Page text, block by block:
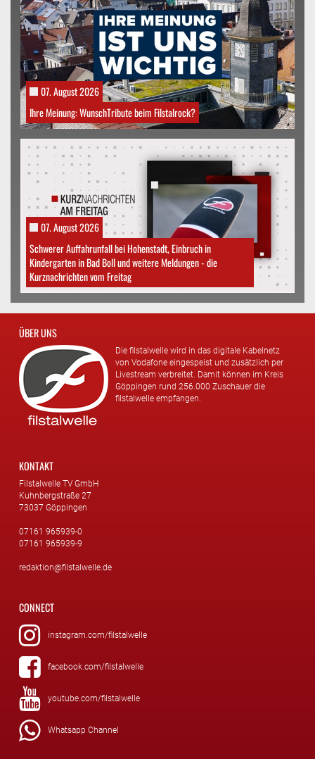
07. August 2026
Ihre Meinung: WunschTribute beim Filstalrock?
07. August 2026
Schwerer Auffahrunfall bei Hohenstadt, Einbruch in
Kindergarten in Bad Boll und weitere Meldungen - die
Kurznachrichten vom Freitag
ÜBER UNS
Die filstalwelle wird in das digitale Kabelnetz
von Vodafone eingespeist und zusätzlich per
Livestream verbreitet. Damit können im Kreis
Göppingen rund 256.000 Zuschauer die
filstalwelle empfangen.
KONTAKT
Filstalwelle TV GmbH
Kuhnbergstraße 27
73037 Göppingen
07161 965939-0
07161 965939-9
redaktion@filstalwelle.de
CONNECT
instagram.com/filstalwelle
facebook.com/filstalwelle
youtube.com/filstalwelle
Whatsapp Channel